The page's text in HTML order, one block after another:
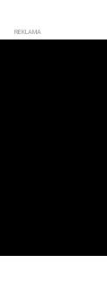
REKLAMA